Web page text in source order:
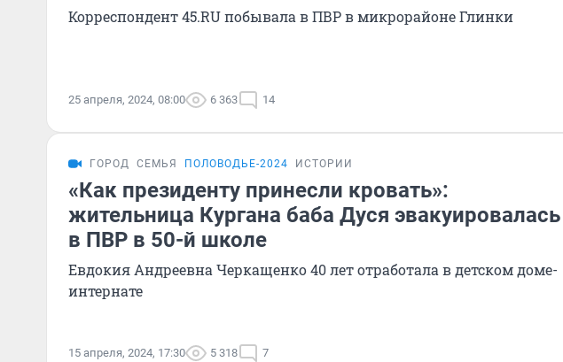
Корреспондент 45.RU побывала в ПВР в микрорайоне Глинки
25 апреля, 2024, 08:00 6 363 14
ГОРОД СЕМЬЯ ПОЛОВОДЬЕ-2024 ИСТОРИИ
«Как президенту принесли кровать»:
жительница Кургана баба Дуся эвакуировалась
в ПВР в 50-й школе
Евдокия Андреевна Черкащенко 40 лет отработала в детском доме-
интернате
15 апреля, 2024, 17:30 5 318 7